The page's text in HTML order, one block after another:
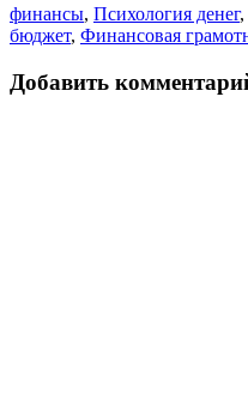
финансы, Психология денег,
бюджет, Финансовая
Добавить